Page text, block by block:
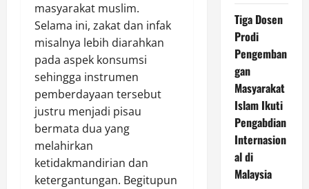
masyarakat muslim.
Selama ini, zakat dan infak
misalnya lebih diarahkan
pada aspek konsumsi
sehingga instrumen
pemberdayaan tersebut
justru menjadi pisau
bermata dua yang
melahirkan
ketidakmandirian dan
ketergantungan. Begitupun
Tiga Dosen
Prodi
Pengemban
gan
Masyarakat
Islam Ikuti
Pengabdian
Internasion
al di
Malaysia